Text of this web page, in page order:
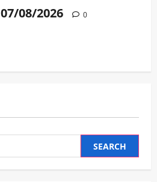
07/08/2026 0